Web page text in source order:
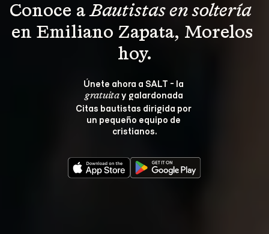
Conoce a Bautistas en soltería
en Emiliano Zapata, Morelos
hoy.
Únete ahora a SALT - la
gratuita y galardonada
Citas bautistas dirigida por
un pequeño equipo de
cristianos.